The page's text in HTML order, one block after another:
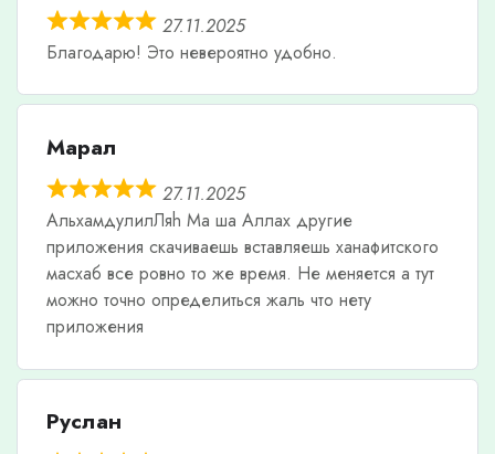
27.11.2025
Благодарю! Это невероятно удобно.
Марал
27.11.2025
АльхамдулилЛяh Ма ша Аллах другие
приложения скачиваешь вставляешь ханафитского
масхаб все ровно то же время. Не меняется а тут
можно точно определиться жаль что нету
приложения
Руслан